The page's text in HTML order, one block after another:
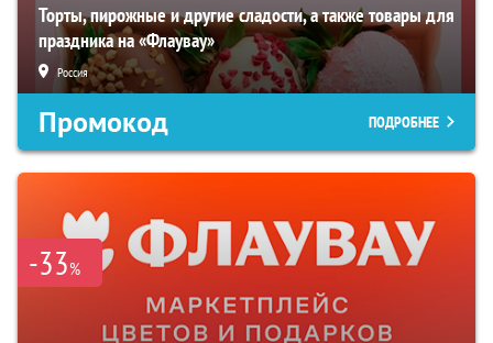
Торты, пирожные и другие сладости, а также товары для
праздника на «Флаувау»
Россия
Промокод ПОДРОБНЕЕ
-33%